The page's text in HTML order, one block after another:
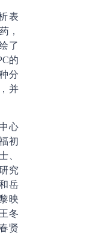
表
，
了
的
分
并
心
初
、
究
岳
映
冬
贤